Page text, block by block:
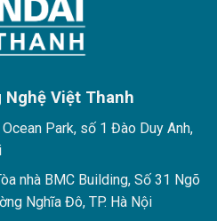
Nghệ Việt Thanh
Park, số 1 Đào Duy Anh,
nhà BMC Building, Số 31 Ngõ
Nghĩa Đô, TP. Hà Nội